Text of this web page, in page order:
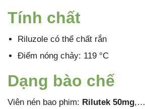
Tính chất
Riluzole có thể chất rắn
Điểm nóng chảy: 119 °C
Dạng bào chế
Viên nén bao phim: Rilutek 50mg,…